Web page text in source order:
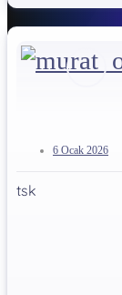
6 Ocak 2026
tsk